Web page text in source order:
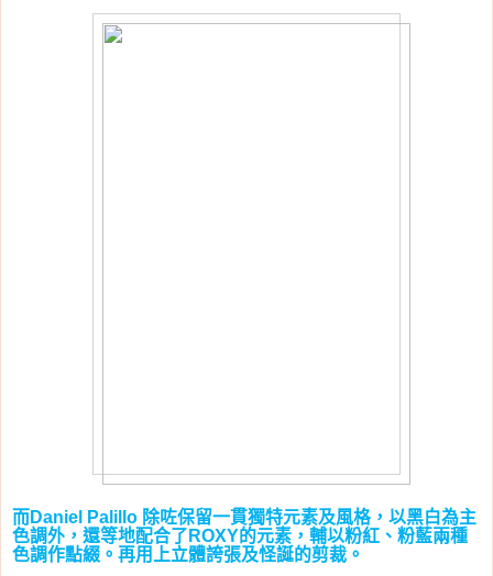
而Daniel Palillo 除咗保留一貫獨特元素及風格，以黑白為主
色調外，還等地配合了 ROXY的元素，輔以粉紅、粉藍兩種
色調作點綴。再用上立體誇張及怪誕的剪裁。